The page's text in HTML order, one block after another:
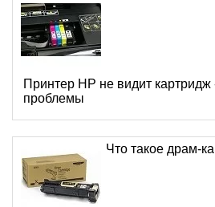
Принтер HP не видит
проблемы
Что такое драм-